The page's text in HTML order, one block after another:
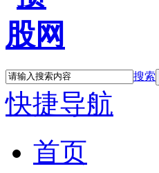
搜索
快捷导航
首页